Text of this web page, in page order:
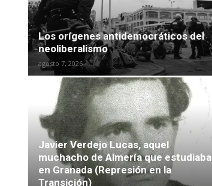
Los orígenes antidemocráticos del
neoliberalismo
agosto 7, 2026
Javier Verdejo Lucas, aquel
muchacho de Almería que estudiaba
en Granada (Represión en la
Transición)